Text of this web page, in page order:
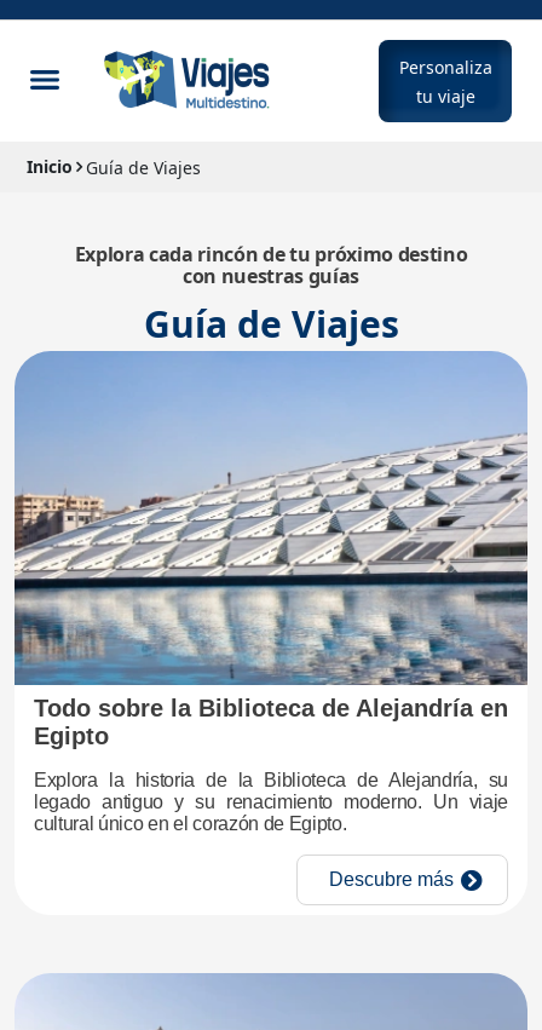
Personaliza
tu viaje
Inicio Guía de Viajes
Explora cada rincón de tu próximo destino
con nuestras guías
Guía de Viajes
Todo sobre la Biblioteca de Alejandría en
Egipto
Explora la historia de la Biblioteca de Alejandría, su
legado antiguo y su renacimiento moderno. Un viaje
cultural único en el corazón de Egipto.
Descubre más